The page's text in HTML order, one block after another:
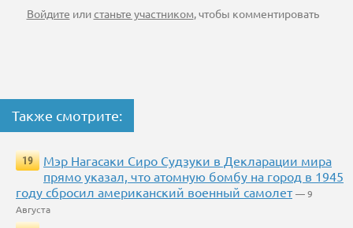
Войдите илистаньте участником , чтобы комментировать
Также смотрите:
19
Мэр Нагасаки Сиро Судзуки в Декларации мира
прямо указал, что атомную бомбу на город в 1945
году сбросил американский военный самолет — 9
Августа